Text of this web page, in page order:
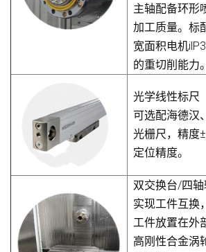
主轴配备环形
加工质量。标
宽面积电机
的重切削能力。
光学线性标尺
可选配海德汉
光栅尺，精度
定位精度。
双交换台/四
实现工件互换
工件放置在外
高刚性合金涡